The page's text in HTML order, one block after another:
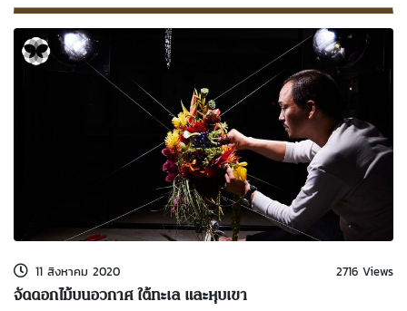
RAKDOK
MARKET
Channel Facebook
Twitter
11 สิงหาคม 2020 2716 Views
จัดดอกไม้บนอวกาศ ใต้ทะเล และหุบเขา